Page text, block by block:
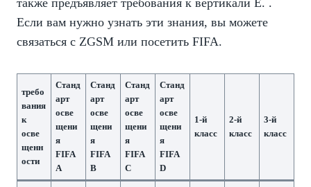
также предъявляет требования к вертикали Е. .
Если вам нужно узнать эти знания, вы можете
связаться с ZGSM или посетить FIFA.
требо
вания
к
осве
щенн
ости
Станд
арт
осве
щени
я
FIFA
A
Станд
арт
осве
щени
я
FIFA
B
Станд
арт
осве
щени
я
FIFA
C
Станд
арт
осве
щени
я
FIFA
D
1-й
класс
2-й
класс
3-й
класс